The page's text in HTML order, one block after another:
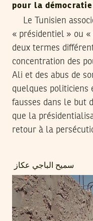
pour la démocratie
Le Tunisien
« présidentiel » ou
deux termes
concentration des
Ali et des abus de
quelques politiciens
fausses dans le but
que la
retour à la
سميح الباجي عكاز